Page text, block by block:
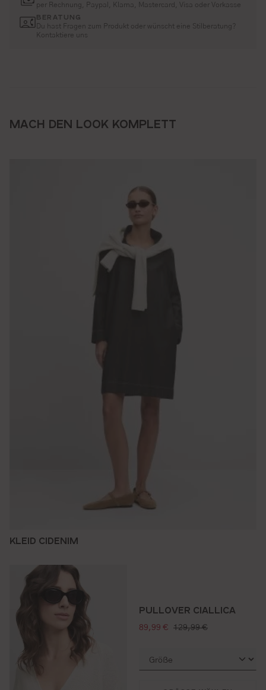
per Rechnung, Paypal, Klarna, Mastercard, Visa oder Vorkasse
BERATUNG
Du hast Fragen zum Produkt oder wünscht eine Stilberatung?
Kontaktiere uns
MACH DEN LOOK KOMPLETT
KLEID CIDENIM
PULLOVER CIALLICA
verkaufspreis:
89,99 € regulärer preis:
129,99 €